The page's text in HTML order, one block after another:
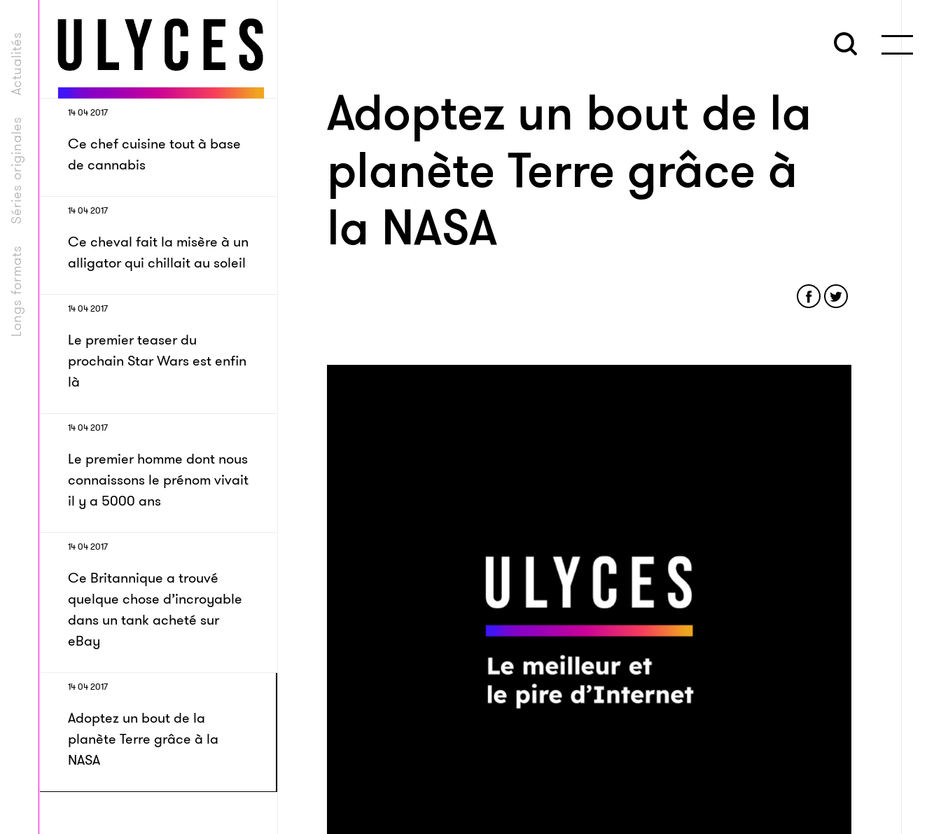
Longs formats
Séries originales
Actualités
14 04 2017
Ce chef cuisine tout à base
de cannabis
14 04 2017
Ce cheval fait la misère à un
alligator qui chillait au soleil
14 04 2017
Le premier teaser du
prochain Star Wars est enfin
là
14 04 2017
Le premier homme dont nous
connaissons le prénom vivait
il y a 5000 ans
14 04 2017
Ce Britannique a trouvé
quelque chose d’incroyable
dans un tank acheté sur
eBay
14 04 2017
Adoptez un bout de la
planète Terre grâce à la
NASA
Adoptez un bout de la
planète Terre grâce à
la NASA